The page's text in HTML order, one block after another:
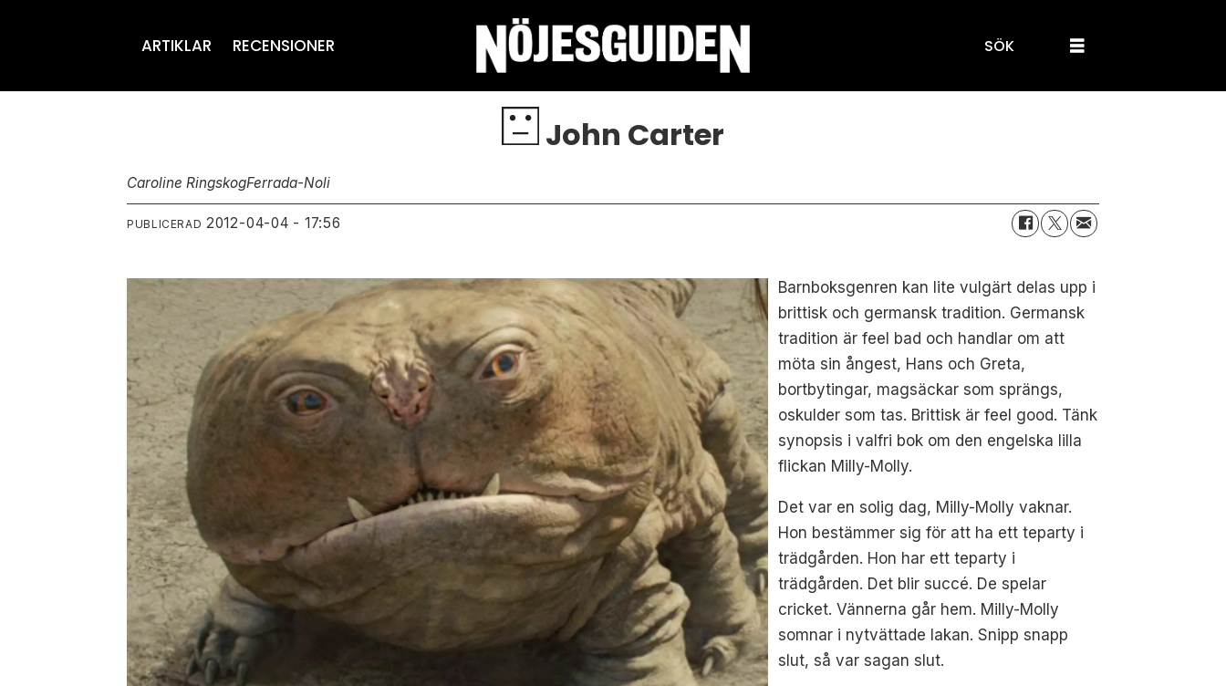
ARTIKLAR RECENSIONER SÖK
John Carter
Caroline RingskogFerrada-Noli
PUBLICERAD 2012-04-04 - 17:56
Barnboksgenren kan lite vulgärt delas upp i
brittisk och germansk tradition. Germansk
tradition är feel bad och handlar om att
möta sin ångest, Hans och Greta,
bortbytingar, magsäckar som sprängs,
oskulder som tas. Brittisk är feel good. Tänk
synopsis i valfri bok om den engelska lilla
flickan Milly-Molly.
Det var en solig dag, Milly-Molly vaknar.
Hon bestämmer sig för att ha ett teparty i
trädgården. Hon har ett teparty i
trädgården. Det blir succé. De spelar
cricket. Vännerna går hem. Milly-Molly
somnar i nytvättade lakan. Snipp snapp
slut, så var sagan slut.